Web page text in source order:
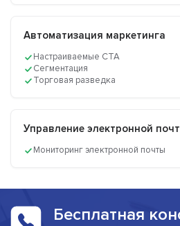
Автоматизация маркетинга
Настраиваемые CTA
Сегментация
Торговая разведка
Управление электронной
Мониторинг электронной почты
Бесплатная